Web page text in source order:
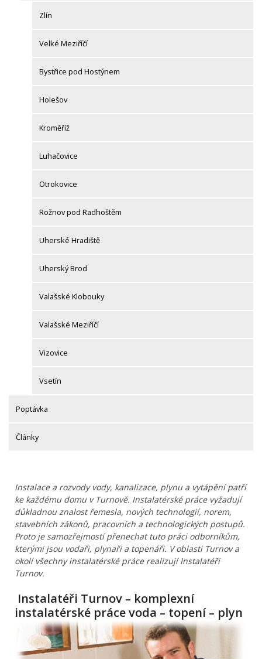
Zlín
Velké Meziříčí
Bystřice pod Hostýnem
Holešov
Kroměříž
Luhačovice
Otrokovice
Rožnov pod Radhoštěm
Uherské Hradiště
Uherský Brod
Valašské Klobouky
Valašské Meziříčí
Vizovice
Vsetín
Poptávka
Články
Instalace a rozvody vody, kanalizace, plynu a vytápění patří
ke každému domu v Turnově. Instalatérské práce vyžadují
důkladnou znalost řemesla, nových technologií, norem,
stavebních zákonů, pracovních a technologických postupů.
Proto je samozřejmostí přenechat tuto práci odborníkům,
kterými jsou vodaři, plynaři a topenáři. V oblasti Turnov a
okolí všechny instalatérské práce realizují Instalatéři
Turnov.
Instalatéři Turnov – komplexní
instalatérské práce voda – topení – plyn